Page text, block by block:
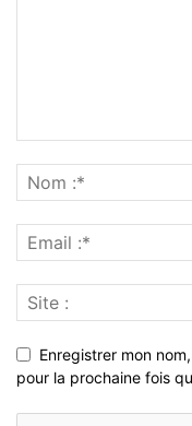
Enregistrer mon
pour la prochaine fois